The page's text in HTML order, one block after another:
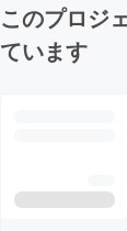
このプロジ
ています